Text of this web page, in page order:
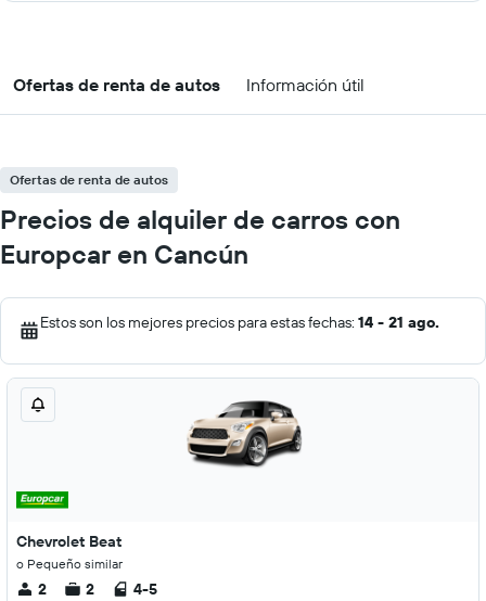
Ofertas de renta de autos Información útil
Ofertas de renta de autos
Precios de alquiler de carros con
Europcar en Cancún
Estos son los mejores precios para estas fechas: 14 - 21 ago.
Chevrolet Beat
o Pequeño similar
2 2 4-5